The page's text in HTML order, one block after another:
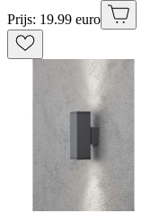
Prijs: 19.99 euro